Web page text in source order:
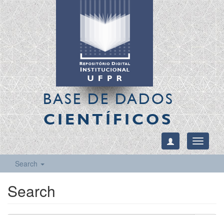
BASE DE DADOS
CIENTÍFICOS
Toggle
Search
Search